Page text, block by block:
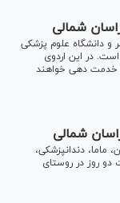
شمالی
با همراهی کمیته امداد٬ هلال احمر و دانشگاه علوم پزشکی
در این اردوی
خدمت دهی خواهند
شمالی
ماما، دندانپزشکی،
دو روز در روستای